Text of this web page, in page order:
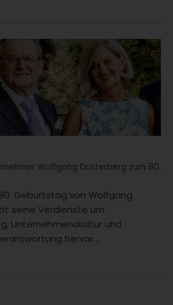
Wolfgang Düsterberg zum 80.
Geburtstag von Wolfgang
seine Verdienste um
Unternehmenskultur und
hervor....